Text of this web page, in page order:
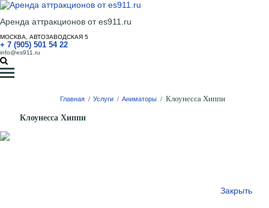
Аренда аттракционов от es911.ru
МОСКВА, АВТОЗАВОДСКАЯ 5
+ 7 (905) 501 54 22
info@es911.ru
Главная / Услуги / Аниматоры / Клоунесса Хиппи
Клоунесса Хиппи
Закрыть